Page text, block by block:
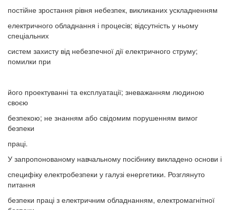
постійне зростання рівня небезпек, викликаних ускладненням
електричного обладнання і процесів; відсутність у ньому
спеціальних
систем захисту від небезпечної дії електричного струму;
помилки при
його проектуванні та експлуатації; зневажанням людиною
своєю
безпекою; не знанням або свідомим порушенням вимог
безпеки
праці.
У запропонованому навчальному посібнику викладено основи і
специфіку електробезпеки у галузі енергетики. Розглянуто
питання
безпеки праці з електричним обладнанням, електромагнітної